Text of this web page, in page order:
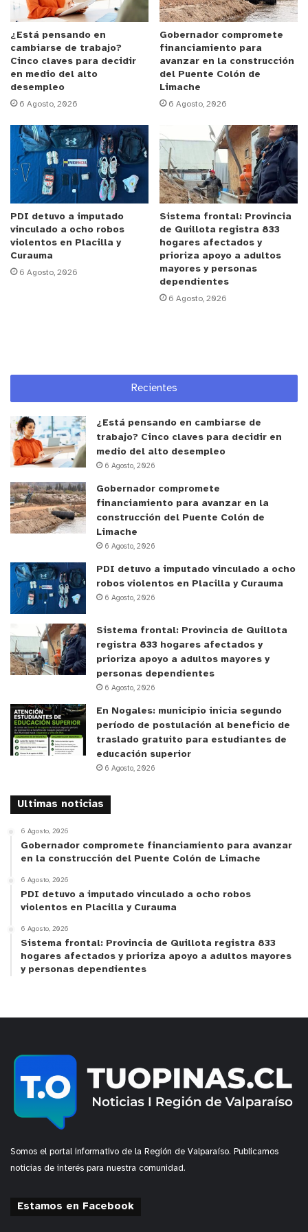
la realidad que tiene cada una de las comunas en
relación a las políticas públicas que se están
haciendo en cuanto a personas mayores”.
Durante la jornada se reflexionó sobre los desafíos
comunes que enfrentan las personas mayores en
cada comuna, se compartieron experiencias y se
trazaron líneas de trabajo conjuntas. Uno de los
principales acuerdos fue avanzar en la articulación
de políticas públicas para el “buen morir”, tomando
como referencia algunas experiencias positivas
implementadas en Quillota.
“El proceso de muerte, que es un proceso natural y
que forma parte del ciclo vital, también tiene que
estar resguardado bajo políticas públicas. Tiene
Desde el municipio crucino ya se están generando
alianzas estratégicas para abordar este nuevo eje
de trabajo con un enfoque digno, empático y
humano. La comuna de La Cruz mantiene su
provinciales y actividades intercomunales
relacionadas con el bienestar de las personas
mayores.
y tú, ¿qué opinas?
¿Está pensando en
cambiarse de trabajo?
Cinco claves para decidir
en medio del alto
desempleo
6 Agosto, 2026
Gobernador compromete
financiamiento para
avanzar en la construcción
del Puente Colón de
Limache
6 Agosto, 2026
PDI detuvo a imputado
vinculado a ocho robos
violentos en Placilla y
Curauma
6 Agosto, 2026
Sistema frontal: Provincia
de Quillota registra 833
hogares afectados y
prioriza apoyo a adultos
mayores y personas
dependientes
6 Agosto, 2026
Recientes
¿Está pensando en cambiarse de
trabajo? Cinco claves para decidir en
medio del alto desempleo
6 Agosto, 2026
Gobernador compromete
financiamiento para avanzar en la
construcción del Puente Colón de
Limache
6 Agosto, 2026
PDI detuvo a imputado vinculado a ocho
robos violentos en Placilla y Curauma
6 Agosto, 2026
Sistema frontal: Provincia de Quillota
registra 833 hogares afectados y
prioriza apoyo a adultos mayores y
personas dependientes
6 Agosto, 2026
En Nogales: municipio inicia segundo
período de postulación al beneficio de
traslado gratuito para estudiantes de
educación superior
6 Agosto, 2026
Ultimas noticias
6 Agosto, 2026
Gobernador compromete financiamiento para avanzar
en la construcción del Puente Colón de Limache
6 Agosto, 2026
PDI detuvo a imputado vinculado a ocho robos
violentos en Placilla y Curauma
6 Agosto, 2026
Sistema frontal: Provincia de Quillota registra 833
hogares afectados y prioriza apoyo a adultos mayores
y personas dependientes
Somos el portal informativo de la Región de Valparaíso. Publicamos
noticias de interés para nuestra comunidad.
Estamos en Facebook